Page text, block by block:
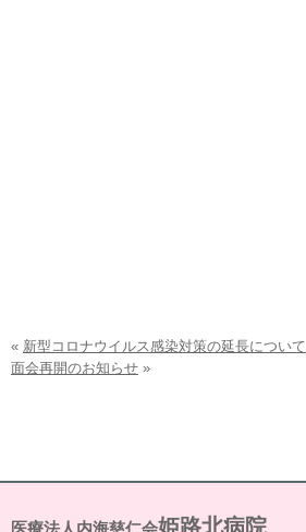
« 新型コロナウイルス感染対策の延長について
面会再開のお知らせ »
医療法人内海慈仁会姫路北病院